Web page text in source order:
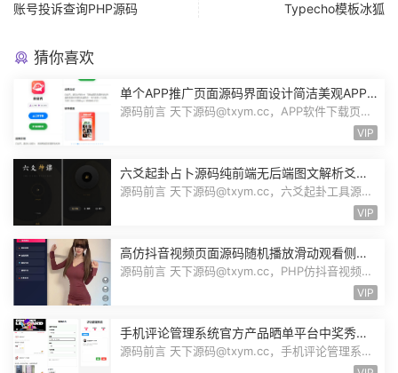
账号投诉查询PHP源码
Typecho模板冰狐
猜你喜欢
单个APP推广页面源码界面设计简洁美观APP
应用下载页面自带后台管理PHP源码
源码前言 天下源码@txym.cc，APP软件下载页
VIP
六爻起卦占卜源码纯前端无后端图文解析爻位
图解指定卦式自动排盘自适应Node源码
源码前言 天下源码@txym.cc，六爻起卦工具源
VIP
高仿抖音视频页面源码随机播放滑动观看侧栏
切换美女小姐姐才艺表演自适应PHP源码
源码前言 天下源码@txym.cc，PHP仿抖音视频播
VIP
手机评论管理系统官方产品晒单平台中奖秀晒
图秀体验秀互动秀买家在线评论晒单源码
源码前言 天下源码@txym.cc，手机评论管理系统